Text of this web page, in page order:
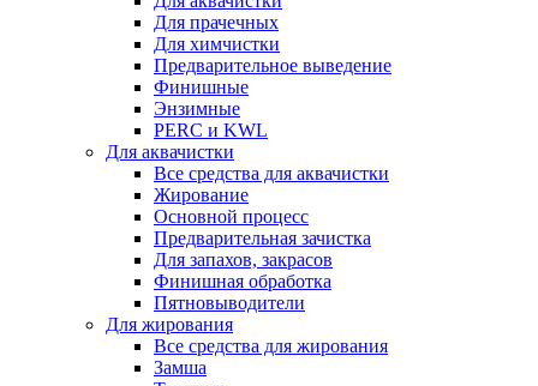
Для прачечных
Для химчистки
Предварительное выведение
Финишные
Энзимные
PERC и KWL
Для аквачистки
Все средства для аквачистки
Жирование
Основной процесс
Предварительная зачистка
Для запахов, закрасов
Финишная обработка
Пятновыводители
Для жирования
Все средства для жирования
Замша